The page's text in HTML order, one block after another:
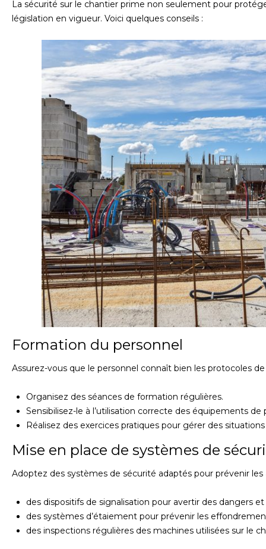
La sécurité sur le chantier prime non seulement pour
législation en vigueur. Voici quelques conseils :
Formation du personnel
Assurez-vous que le personnel connaît bien les protocoles
Organisez des séances de formation régulières.
Sensibilisez-le à l’utilisation correcte des équipements
Réalisez des exercices pratiques pour gérer des situations
Mise en place de systèmes de
Adoptez des systèmes de sécurité adaptés pour prévenir les
des dispositifs de signalisation pour avertir des dangers
des systèmes d’étaiement pour prévenir les
des inspections régulières des machines utilisées sur le